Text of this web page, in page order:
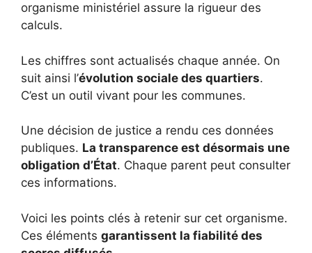
organisme ministériel assure la rigueur des
calculs.
Les chiffres sont actualisés chaque année. On
suit ainsi l’évolution sociale des quartiers.
C’est un outil vivant pour les communes.
Une décision de justice a rendu ces données
publiques. La transparence est désormais une
obligation d’État. Chaque parent peut consulter
ces informations.
Voici les points clés à retenir sur cet organisme.
Ces éléments garantissent la fiabilité des